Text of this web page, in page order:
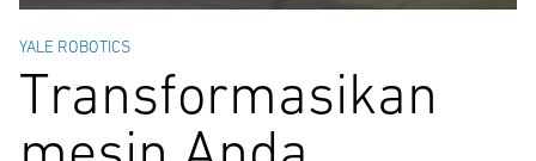
YALE ROBOTICS
Transformasikan